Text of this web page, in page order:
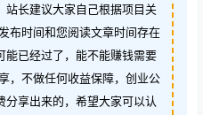
站长建议大家自己根据项目关
布时间和您阅读文章时间存在
能已经过了，能不能赚钱需要
，不做任何收益保障，创业公
分享出来的，希望大家可以认